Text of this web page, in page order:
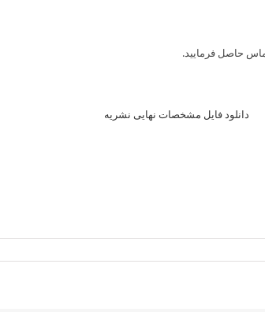
دانلود فایل مشخصات نهایی نشریه